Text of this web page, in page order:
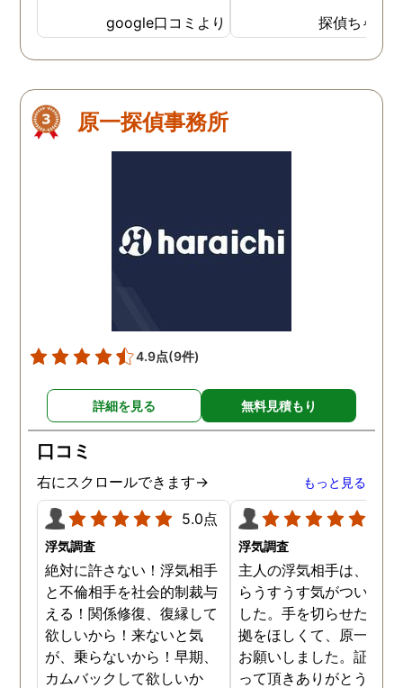
google口コミより
量の不在着信です。その
時間後お家に来ました。
ちろん謝りました。そし
ほっとしました。愛人は
レにいきました。そして
た。後日また返信を忘れ
しまいました。そしてラ
けたのと言われぞっとし
した。すぐに専門の業者
呼び、すぐに駆け付けて
室でピーという音が鳴り
んのうがありました。そ
後は業者が回収してくれ
ぼくは一安心でした。そ
後、愛人と別れ、新たな
生を歩みました。
探偵ちゃん
原一探偵事務所
4.9点(9件)
詳細を見る 無料見積もり
口コミ
右にスクロールできます→ もっと見る
5.0点
浮気調査
絶対に許さない！浮気相手
と不倫相手を社会的制裁与
える！関係修復、復縁して
欲しいから！来ないと気
が、乗らないから！早期、
カムバックして欲しいか
浮気調査
主人の浮気相手は、以前
らうすうす気がついてい
した。手を切らせたくて
拠をほしくて、原一さん
お願いしました。証拠を
って頂きありがとうござ